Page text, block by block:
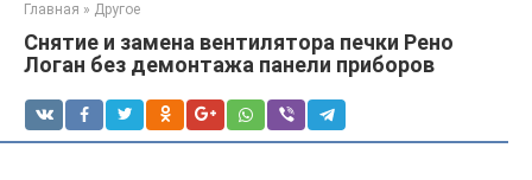
Главная » Другое
Снятие и замена вентилятора печки Рено
Логан без демонтажа панели приборов